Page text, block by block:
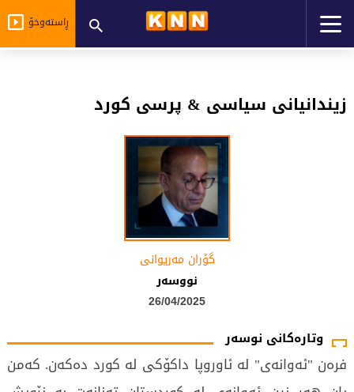
ڕاستەوخۆ
زیندانیانی سیاسی & پرسی كورد
گۆران مەریوانی
نووسەر
26/04/2025
وتارەکانی نوسەر
فرە‌ن "ئە‌وانە‌ی" لە‌ ئاوروپا داكۆكی لە‌ كورد دە‌كە‌ن. كە‌من